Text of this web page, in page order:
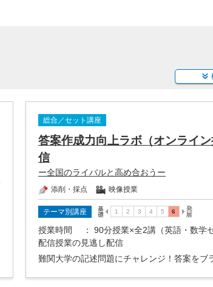
総合／セット講座
答案作成力向上ラボ（オンライ
信
ー全国のライバルと高め合おうー
添削・採点 映像授業
テーマ別講座
授業時間
： 90分授業×全2講（英語・数
配信授業の見逃し配信
難関大学の記述問題にチャレンジ！答案をブ